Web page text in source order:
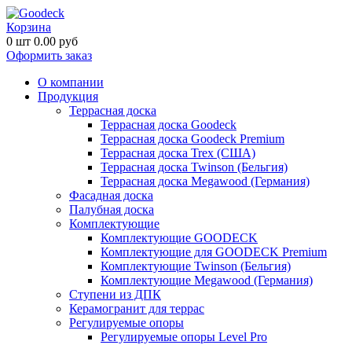
Корзина
0 шт 0.00 руб
Оформить заказ
О компании
Продукция
Террасная доска
Террасная доска Goodeck
Террасная доска Goodeck Premium
Террасная доска Trex (США)
Террасная доска Twinson (Бельгия)
Террасная доска Megawood (Германия)
Фасадная доска
Палубная доска
Комплектующие
Комплектующие GOODECK
Комплектующие для GOODECK Premium
Комплектующие Twinson (Бельгия)
Комплектующие Megawood (Германия)
Ступени из ДПК
Керамогранит для террас
Регулируемые опоры
Регулируемые опоры Level Pro